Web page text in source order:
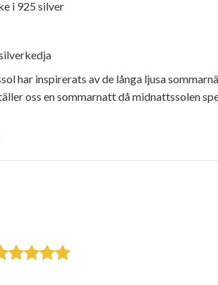
i 925 silver
har inspirerats av de långa ljusa
oss en sommarnatt då midnattssolen